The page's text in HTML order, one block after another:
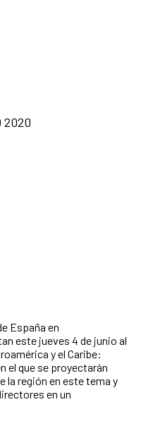
España en
este jueves 4 de junio al
y el Caribe:
el que se proyectarán
la región en este tema y
en un
2020